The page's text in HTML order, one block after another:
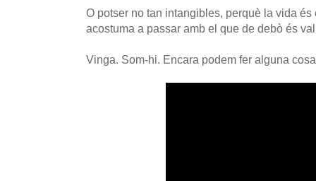
O potser no tan intangibles, perquè la vida
acostuma a passar amb el que de debò és
Vinga. Som-hi. Encara podem fer alguna